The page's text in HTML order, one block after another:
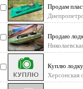
Продам
исполнение
Продаю
Куплю
Херсонская